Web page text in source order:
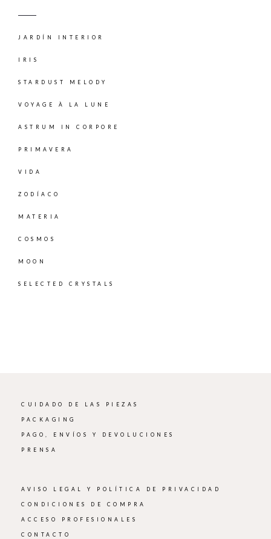
JARDÍN INTERIOR
IRIS
STARDUST MELODY
VOYAGE À LA LUNE
ASTRUM IN CORPORE
PRIMAVERA
VIDA
ZODÍACO
MATERIA
COSMOS
MOON
SELECTED CRYSTALS
CUIDADO DE LAS PIEZAS
PACKAGING
PAGO, ENVÍOS Y DEVOLUCIONES
PRENSA
AVISO LEGAL Y POLÍTICA DE PRIVACIDAD
CONDICIONES DE COMPRA
ACCESO PROFESIONALES
CONTACTO